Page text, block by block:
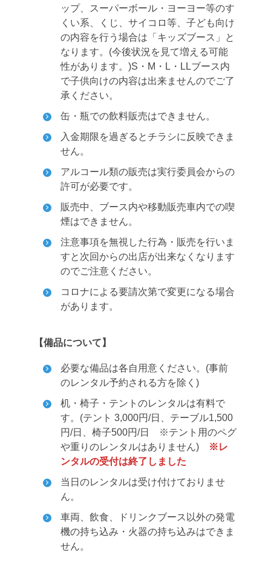
ップ、スーパーボール・ヨーヨー等のす
くい系、くじ、サイコロ等、子ども向け
の内容を行う場合は「キッズブース」と
なります。(今後状況を見て増える可能
性があります。)S・M・L・LLブース内
で子供向けの内容は出来ませんのでご了
承ください。
缶・瓶での飲料販売はできません。
入金期限を過ぎるとチラシに反映できま
せん。
アルコール類の販売は実行委員会からの
許可が必要です。
販売中、ブース内や移動販売車内での喫
煙はできません。
注意事項を無視した行為・販売を行いま
すと次回からの出店が出来なくなります
のでご注意ください。
コロナによる要請次第で変更になる場合
があります。
【備品について】
必要な備品は各自用意ください。(事前
のレンタル予約される方を除く)
机・椅子・テントのレンタルは有料で
す。(テント 3,000円/日、テーブル1,500
円/日、椅子500円/日 ※テント用のペグ
や重りのレンタルはありません)
※レ
ンタルの受付は終了しました
当日のレンタルは受け付けておりませ
ん。
車両、飲食、ドリンクブース以外の発電
機の持ち込み・火器の持ち込みはできま
せん。